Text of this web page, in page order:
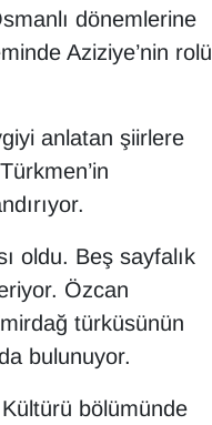
dönemlerine
Aziziye’nin rolü
anlatan şiirlere
oldu. Beş sayfalık
Özcan
türküsünün
bulunuyor.
bölümünde